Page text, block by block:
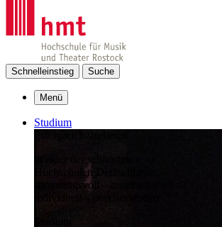
Schnelleinstieg Suche
Menü
Studium
in einer der schönsten
Hochschulen Deutschlands:
stimmungsvoll – anspruchsvoll –
individuell – praxisorientiert